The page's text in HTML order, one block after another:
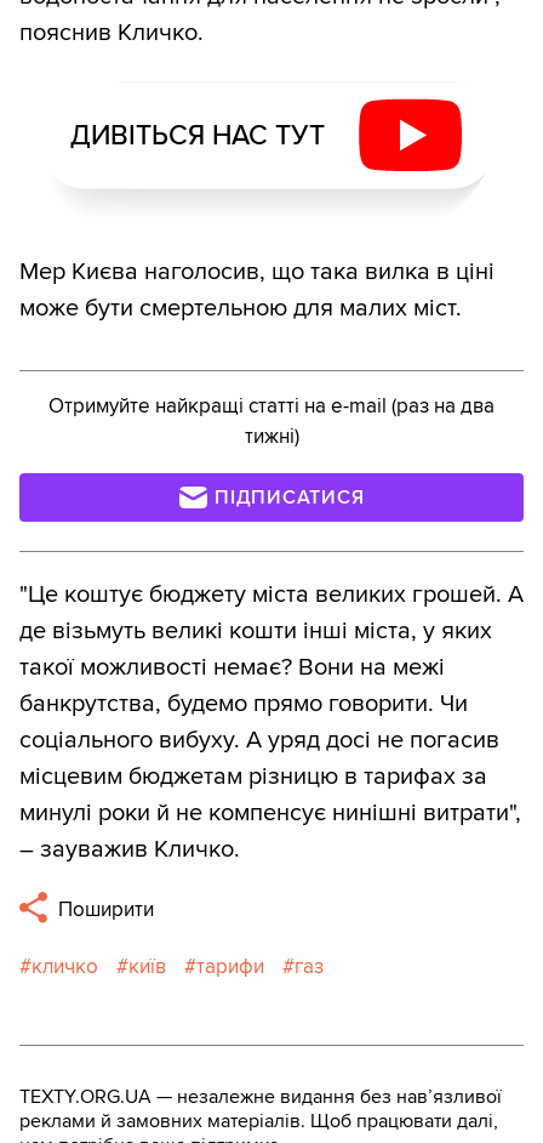
пояснив Кличко.
ДИВІТЬСЯ НАС ТУТ
Мер Києва наголосив, що така вилка в ціні
може бути смертельною для малих міст.
Отримуйте найкращі статті на e-mail (раз на два
тижні)
ПІДПИСАТИСЯ
"Це коштує бюджету міста великих грошей. А
де візьмуть великі кошти інші міста, у яких
такої можливості немає? Вони на межі
банкрутства, будемо прямо говорити. Чи
соціального вибуху. А уряд досі не погасив
місцевим бюджетам різницю в тарифах за
минулі роки й не компенсує нинішні витрати",
– зауважив Кличко.
Поширити
кличко київ тарифи газ
TEXTY.ORG.UA — незалежне видання без навʼязливої
реклами й замовних матеріалів. Щоб працювати далі,